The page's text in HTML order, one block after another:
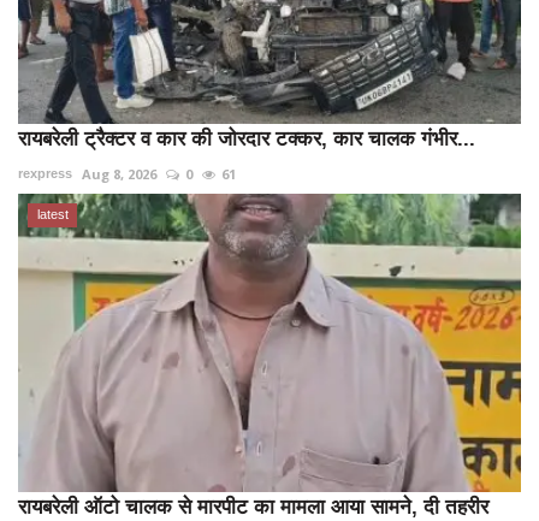
रायबरेली ट्रैक्टर व कार की जोरदार टक्कर, कार चालक गंभीर...
rexpress Aug 8, 2026 0 61
latest
रायबरेली ऑटो चालक से मारपीट का मामला आया सामने, दी तहरीर